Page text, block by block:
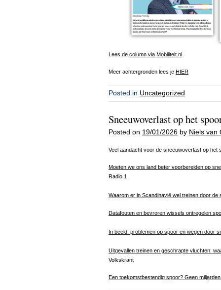
Lees de column via Mobiliteit.nl
Meer achtergronden lees je HIER
Posted in Uncategorized
Sneeuwoverlast op het
Posted on 19/01/2026 by Niels van
Veel aandacht voor de sneeuwoverlast op het
Moeten we ons land beter voorbereiden op
Radio 1
Waarom er in Scandinavië wel treinen door de
Datafouten en bevroren wissels ontregelen
In beeld: problemen op spoor en wegen door
Uitgevallen treinen en geschrapte vluchten:
Volkskrant
Een toekomstbestendig spoor? Geen